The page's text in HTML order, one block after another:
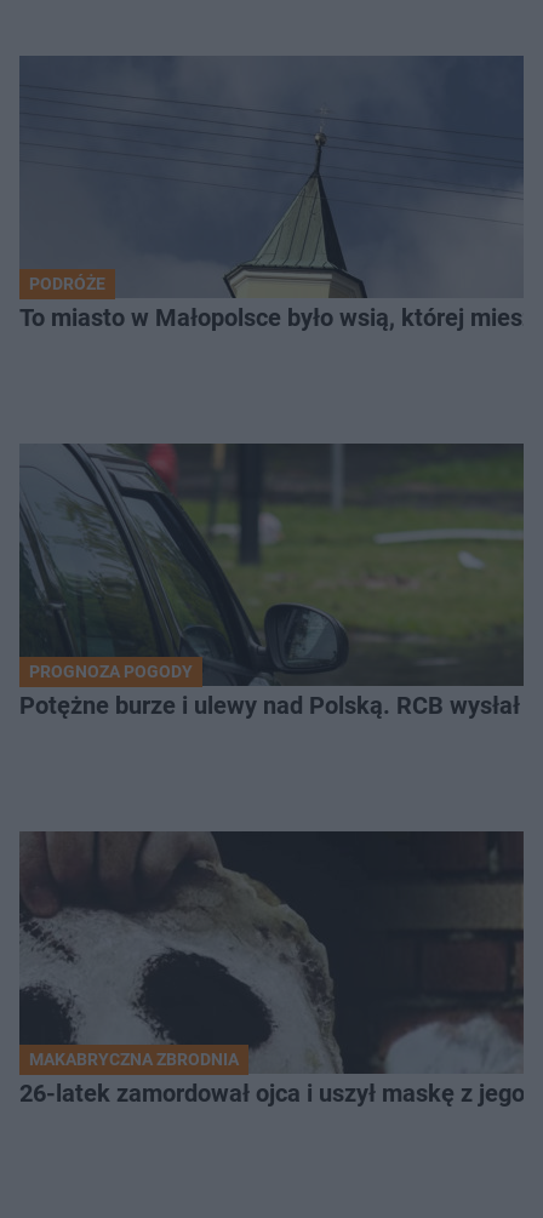
PODRÓŻE
To miasto w Małopolsce było wsią, której
PROGNOZA POGODY
Potężne burze i ulewy nad Polską. RCB
MAKABRYCZNA ZBRODNIA
26-latek zamordował ojca i uszył maskę z